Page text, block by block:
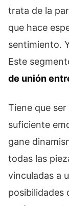
trata de la
que hace
sentimiento.
Este
de unión
Tiene que
suficiente
gane
todas las
vinculadas a
posibilidades